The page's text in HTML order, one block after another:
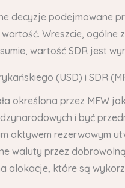
decyzje podejmowane
Wreszcie,
wartość SDR jest
(USD) i SDR
określona przez MFW
i być
aktywem rezerwowym
waluty przez
alokacje, które są